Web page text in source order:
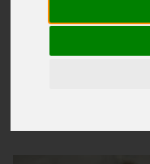
Gastronomía